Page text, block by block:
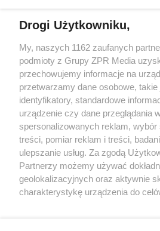
Żaden utwór zamieszczony w serwisie
rozpowszechniany lub dalej
(w tym także elektroniczny lub
eksploatacji w jakiejkolwiek formie,
Internecie bez pisemnej zgody
lub wykorzystanie utworów w całości lub
prawa, tzn. bez właściwej zgody, jest
może być ścigane prawnie.
O nas
Drogi Użytkowniku,
My, naszych 1162 zaufanych
podmioty z Grupy ZPR Media
przechowujemy informacje na
przetwarzamy dane osobowe, takie
identyfikatory, standardowe
urządzenie czy dane przeglądania
spersonalizowanych reklam,
treści, pomiar reklam i treści,
ulepszanie usług. Za zgodą
Partnerzy możemy używać
geolokalizacyjnych oraz aktywnie
charakterystykę urządzenia do